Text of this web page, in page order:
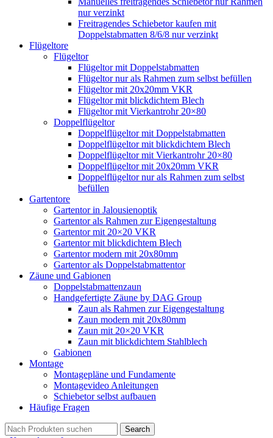
nur verzinkt
Freitragendes Schiebetor kaufen mit
Doppelstabmatten 8/6/8 nur verzinkt
Flügeltore
Flügeltor
Flügeltor mit Doppelstabmatten
Flügeltor nur als Rahmen zum selbst befüllen
Flügeltor mit 20x20mm VKR
Flügeltor mit blickdichtem Blech
Flügeltor mit Vierkantrohr 20×80
Doppelflügeltor
Doppelflügeltor mit Doppelstabmatten
Doppelflügeltor mit blickdichtem Blech
Doppelflügeltor mit Vierkantrohr 20×80
Doppelflügeltor mit 20x20mm VKR
Doppelflügeltor nur als Rahmen zum selbst
befüllen
Gartentore
Gartentor in Jalousienoptik
Gartentor als Rahmen zur Eigengestaltung
Gartentor mit 20×20 VKR
Gartentor mit blickdichtem Blech
Gartentor modern mit 20x80mm
Gartentor als Doppelstabmattentor
Zäune und Gabionen
Doppelstabmattenzaun
Handgefertigte Zäune by DAG Group
Zaun als Rahmen zur Eigengestaltung
Zaun modern mit 20x80mm
Zaun mit 20×20 VKR
Zaun mit blickdichtem Stahlblech
Gabionen
Montage
Montagepläne und Fundamente
Montagevideo Anleitungen
Schiebetor selbst aufbauen
Häufige Fragen
Search